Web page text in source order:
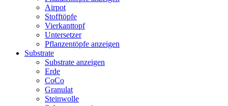
Airpot
Stofftöpfe
Vierkanttopf
Untersetzer
Pflanzentöpfe anzeigen
Substrate
Substrate anzeigen
Erde
CoCo
Granulat
Steinwolle